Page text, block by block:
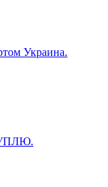
Украина.